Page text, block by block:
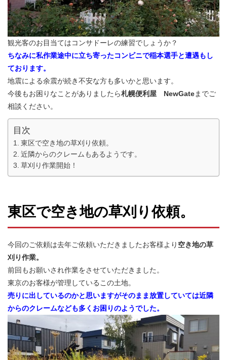
観光客のお目当てはコンサドーレの練習でしょうか？
ちなみに私作業途中に立ち寄ったコンビニで稲本選手と遭遇もし
ております。
地震による余震が続き不安な方も多いかと思います。
今後もお困りなことがありましたら札幌便利屋 NewGateまでご
相談ください。
目次
東区で空き地の草刈り依頼。
近隣からのクレームもあるようです。
草刈り作業開始！
東区で空き地の草刈り依頼。
今回のご依頼は去年ご依頼いただきましたお客様より 空き地の草
刈り作業。
前回もお願いされ作業をさせていただきました。
東京のお客様が管理しているこの土地。
売りに出しているのかと思いますがそのまま放置していては近隣
からのクレームなども多くお困りのようでした。